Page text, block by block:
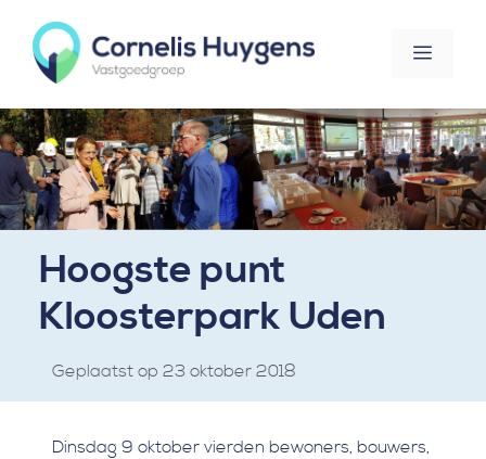
naar
Menu
Hoogste punt
Kloosterpark Uden
23 oktober 2018
Dinsdag 9 oktober vierden bewoners, bouwers,